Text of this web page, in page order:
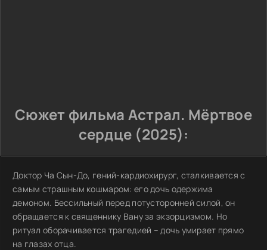
Сюжет фильма Астрал. Мёртвое
сердце (2025):
Доктор Ча Сын-До, гений-кардиохирург, сталкивается с
самым страшным кошмаром: его дочь одержима
демоном. Бессильный перед потусторонней силой, он
обращается к священнику Вану за экзорцизмом. Но
ритуал оборачивается трагедией – дочь умирает прямо
на глазах отца.